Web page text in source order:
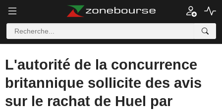
L'autorité de la concurrence
britannique sollicite des avis
sur le rachat de Huel par